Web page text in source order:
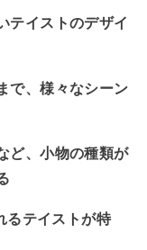
テイストのデザイ
で、様々なシーン
ど、小物の種類が
るテイストが特